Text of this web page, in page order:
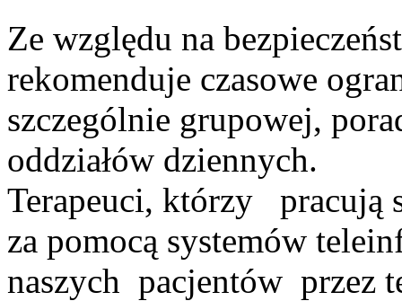
Ze względu na
rekomenduje czasowe
szczególnie grupowej,
oddziałów dziennych.
Terapeuci, którzy pracują
za pomocą systemów
naszych pacjentów przez